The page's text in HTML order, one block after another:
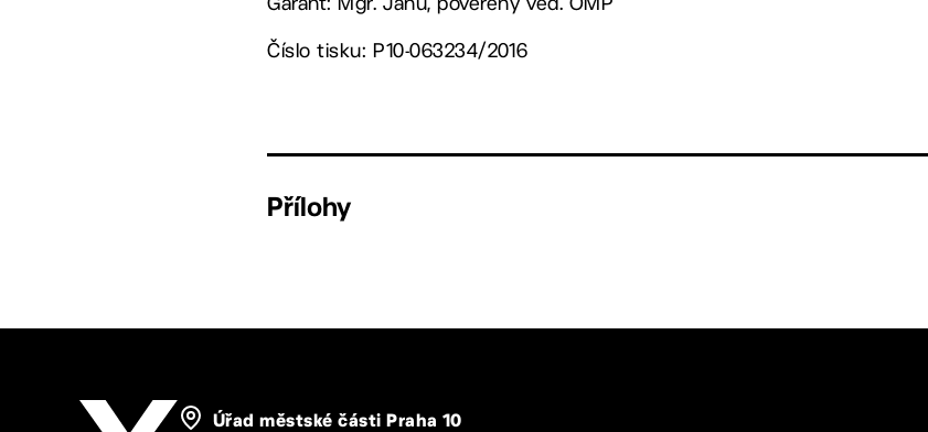
Číslo tisku: P10-063234/2016
Přílohy
Úřad městské části Praha 10